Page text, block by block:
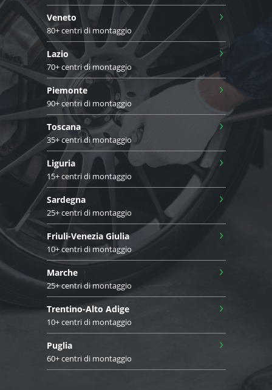
Veneto
80+ centri di montaggio
›
Lazio
70+ centri di montaggio
›
Piemonte
90+ centri di montaggio
›
Toscana
35+ centri di montaggio
›
Liguria
15+ centri di montaggio
›
Sardegna
25+ centri di montaggio
›
Friuli-Venezia Giulia
10+ centri di montaggio
›
Marche
25+ centri di montaggio
›
Trentino-Alto Adige
10+ centri di montaggio
›
Puglia
60+ centri di montaggio
›